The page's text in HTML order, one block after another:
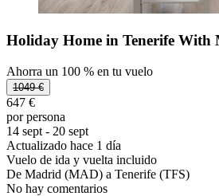
Holiday Home in Tenerife With
Ahorra un 100 % en tu vuelo
1049 €
647 €
por persona
14 sept - 20 sept
Actualizado hace 1 día
Vuelo de ida y vuelta incluido
De Madrid (MAD) a Tenerife (TFS)
No hay comentarios